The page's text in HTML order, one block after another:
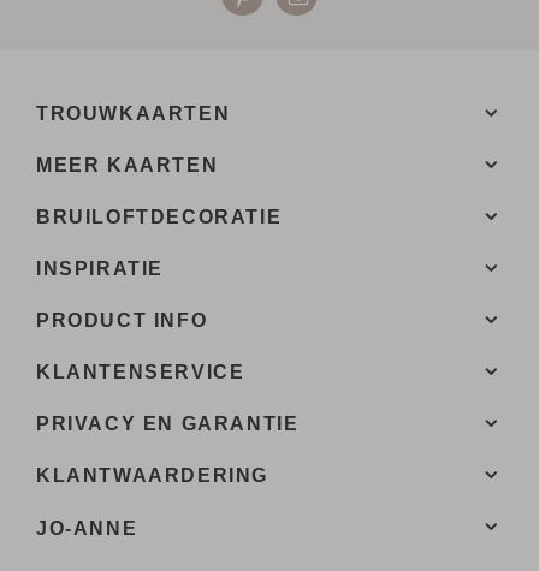
TROUWKAARTEN
MEER KAARTEN
BRUILOFTDECORATIE
INSPIRATIE
PRODUCT INFO
KLANTENSERVICE
PRIVACY EN GARANTIE
KLANTWAARDERING
JO-ANNE